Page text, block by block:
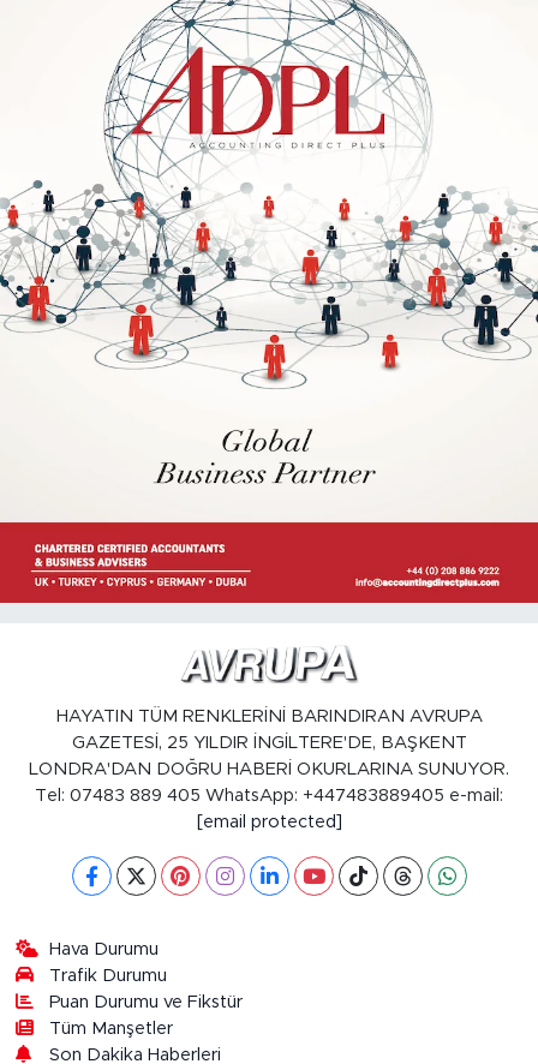
HAYATIN TÜM RENKLERİNİ BARINDIRAN AVRUPA
GAZETESİ, 25 YILDIR İNGİLTERE'DE, BAŞKENT
LONDRA'DAN DOĞRU HABERİ OKURLARINA SUNUYOR.
Tel: 07483 889 405 WhatsApp: +447483889405 e-mail:
[email protected]
Hava Durumu
Trafik Durumu
Puan Durumu ve Fikstür
Tüm Manşetler
Son Dakika Haberleri